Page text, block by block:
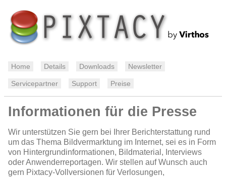
Home Details Downloads Newsletter
Servicepartner Support Preise
Informationen für die Presse
Wir unterstützen Sie gern bei Ihrer Berichterstattung rund
um das Thema Bildvermarktung im Internet, sei es in Form
von Hintergrundinformationen, Bildmaterial, Interviews
oder Anwenderreportagen. Wir stellen auf Wunsch auch
gern Pixtacy-Vollversionen für Verlosungen,